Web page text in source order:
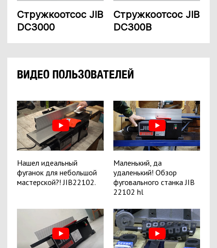
Стружкоотсос JIB
DC3000
Стружкоотсос JIB
DC300B
ВИДЕО ПОЛЬЗОВАТЕЛЕЙ
Нашел идеальный
фуганок для небольшой
мастерской?! JIB22102.
Маленький, да
удаленький! Обзор
фуговального станка JIB
22102 hl